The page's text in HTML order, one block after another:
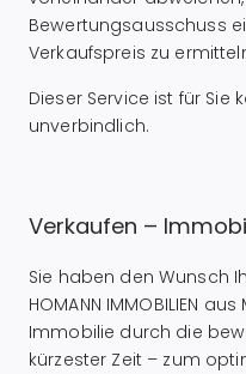
Bewertungsausschuss
Verkaufspreis zu
Dieser Service ist für Sie
unverbindlich.
Verkaufen –
Sie haben den Wunsch
HOMANN IMMOBILIEN
Immobilie durch die
kürzester Zeit – zum